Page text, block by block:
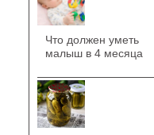
Что должен уметь
малыш в 4 месяца